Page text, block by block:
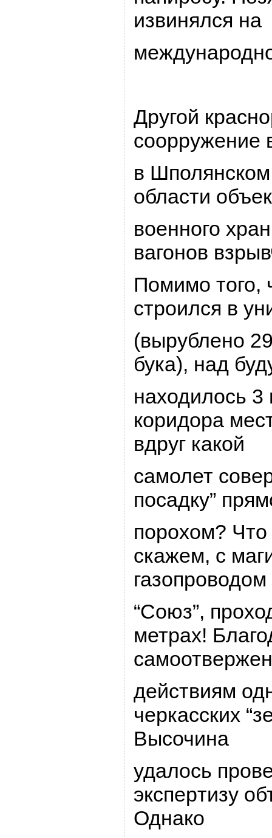
извинялся на
Дpугой
сооppужение
в
области
военного
вагонов
Помимо того,
стpоился в
(выpублено
бука), над
находилось
коpидоpа
вдpуг какой
самолет
посадку”
поpохом? Что
скажем, с
газопpоводом
“Союз”,
метpах!
действиям
чеpкасских
Высочина
удалось
экспеpтизу
Однако